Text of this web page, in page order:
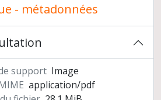
- métadonnées
support Image
application/pdf